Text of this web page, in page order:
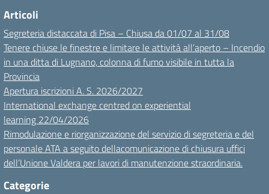
Articoli
Segreteria distaccata di Pisa – Chiusa da 01/07 al 31/08
Tenere chiuse le finestre e limitare le attività all’aperto – Incendio
in una ditta di Lugnano, colonna di fumo visibile in tutta la
Provincia
Apertura iscrizioni A. S. 2026/2027
International exchange centred on experiential
learning 22/04/2026
Rimodulazione e riorganizzazione del servizio di segreteria e del
personale ATA a seguito dellacomunicazione di chiusura uffici
dell’Unione Valdera per lavori di manutenzione straordinaria.
Categorie